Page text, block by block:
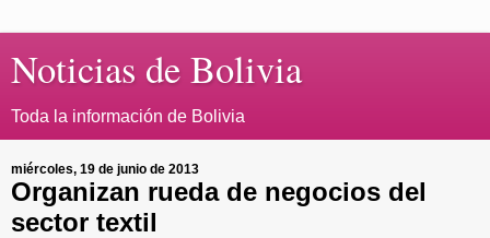
Noticias de Bolivia
Toda la información de Bolivia
miércoles, 19 de junio de 2013
Organizan rueda de negocios del
sector textil